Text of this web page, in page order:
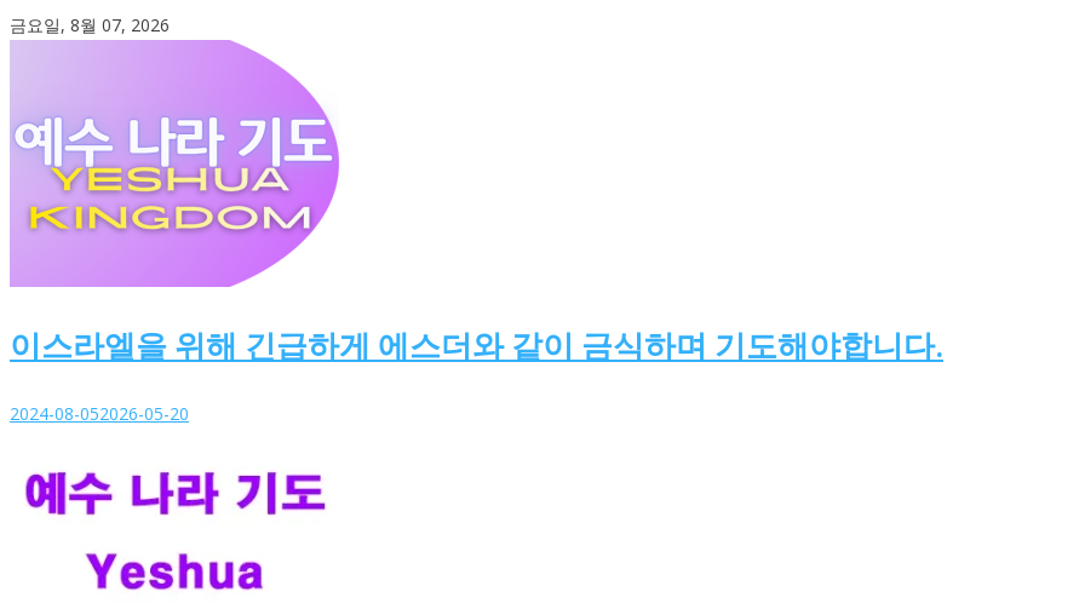
Skip
금요일, 8월 07, 2026
이스라엘을 위해 긴급하게 에스더와 같이 금식하며 기도해야합니다.
2024-08-052026-05-20